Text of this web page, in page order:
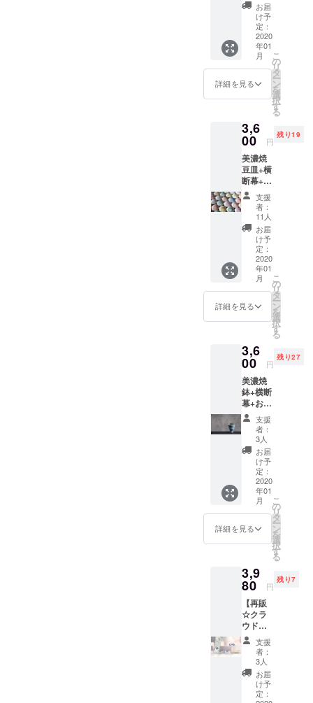
美濃焼と
美濃焼タイ
ルは、大正3
年から始ま
りました。
美濃焼タイ
は1300年を
超える焼き
「美濃焼」
の伝統と技
がかんじら
れる作品で
そんな美濃
焼タイルの
伝統と技を
なじめるよ
うな作品と
して仕上げ
ました。
リーはすべ
て、一つ一
つ手作業で
つくられ、
1つ1つデザ
インが多少
そんな世界
で1つのデザ
インになっ
ています。
やきものの
可能で
す）ご
了承く
ださ
い。 お
礼の手
紙を後
日送ら
す。
湾に飾
る横断
幕に、
お名前
を記載
させて
いただ
きま
台湾に
行った
気持ち
でご支
援頂け
ると嬉
しいで
す！！
＊お名
前はこ
ちらで
記載し
ます。
支援
時、必
ず備考
欄にて
知らせ
くださ
い。
（個人
名、
ニック
ネー
ム、法
人や企
業名も
可能で
す）ご
了承く
ださ
い。 お
紙を後
日送ら
きま
す。
＋応援
横断幕
お名前
記載＋
巾着
セット
クラウ
ドファ
ンディ
ングで
300％達
成した
話題沸
騰中の
夏目ホ
ルモン
よりか
んちゃ
ん下味
冷凍kit
との特
別コラ
ボセッ
トで
す。 お
肉屋三
代目が
考案し
のため
の下味
冷凍kit
です。
下味が
ついて
いるの
で焼く
だけで
完成す
る冷凍
食品で
す。 そ
こに
popolo
の応援
横断幕
セット
にした
特別
コース
です。
お名前
はこち
らで記
載しま
す。支
援時、
必ず備
お届
け予
定：
2020
年01
月
詳細を見る
こ
の
リ
タ
ー
ン
を
選
択
す
る
3,6
00 円
残り19
美濃焼
豆皿+横
断幕+お
礼の手
紙セッ
トプラ
ン 一つ
一つ職
人が
作った
豆皿2枚
と断幕
とお礼
の手紙
のセッ
トにな
す。 豆
皿は一
つ一つ
手作り
のため
色合い
が違
い、と
てもお
しゃれ
なお皿
になっ
ていま
す。 カ
ラー、
模様な
どはこ
ものを
お送り
させて
いただ
きま
す。 さ
らに、
台湾に
飾る横
断幕
に、お
名前を
支援
者：
11人
お届
け予
定：
2020
年01
月
詳細を見る
こ
の
リ
タ
ー
ン
を
選
択
す
る
3,6
00 円
残り27
美濃焼
鉢+横断
幕+お礼
の手紙
セット
プラン
一つ一
つ職人
が作っ
た観葉
植物を
入れる
ときに
お勧め
の鉢と
断幕と
手紙の
セット
になり
ます。
鉢は一
つ一つ
手作り
のため
色合い
が違
い、と
てもお
支援
者：
3人
お届
け予
定：
2020
年01
月
詳細を見る
こ
の
リ
タ
ー
ン
を
選
択
す
る
3,9
80 円
残り7
【再販
☆クラ
ウド
ファン
ディン
グ限定
アクセ
サリー
＋お礼
支援
者：
3人
お届
け予
定：